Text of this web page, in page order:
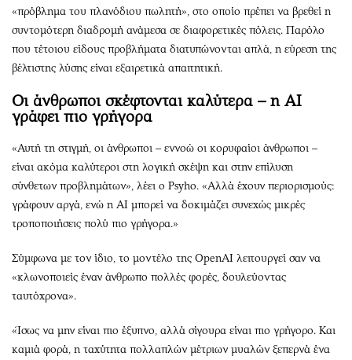
«πρόβλημα του πλανόδιου πωλητή», στο οποίο πρέπει να βρεθεί η
συντομότερη διαδρομή ανάμεσα σε διαφορετικές πόλεις. Παρόλο
που τέτοιου είδους προβλήματα διατυπώνονται απλά, η εύρεση της
βέλτιστης λύσης είναι εξαιρετικά απαιτητική.
Οι άνθρωποι σκέφτονται καλύτερα – η AI
γράφει πιο γρήγορα
«Αυτή τη στιγμή, οι άνθρωποι – εννοώ οι κορυφαίοι άνθρωποι –
είναι ακόμα καλύτεροι στη λογική σκέψη και στην επίλυση
σύνθετων προβλημάτων», λέει ο Psyho. «Αλλά έχουν περιορισμούς:
γράφουν αργά, ενώ η AI μπορεί να δοκιμάζει συνεχώς μικρές
τροποποιήσεις πολύ πιο γρήγορα.»
Σύμφωνα με τον ίδιο, το μοντέλο της OpenAI λειτουργεί σαν να
«κλωνοποιείς έναν άνθρωπο πολλές φορές, δουλεύοντας
ταυτόχρονα».
«Ίσως να μην είναι πιο έξυπνο, αλλά σίγουρα είναι πιο γρήγορο. Και
καμιά φορά, η ταχύτητα πολλαπλών μέτριων μυαλών ξεπερνά ένα